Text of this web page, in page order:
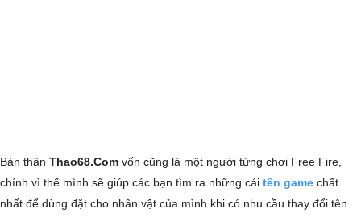
Bản thân Thao68.Com vốn cũng là một người từng chơi Free Fire,
chính vì thế mình sẽ giúp các bạn tìm ra những cái tên game chất
nhất để dùng đặt cho nhân vật của mình khi có nhu cầu thay đổi tên.